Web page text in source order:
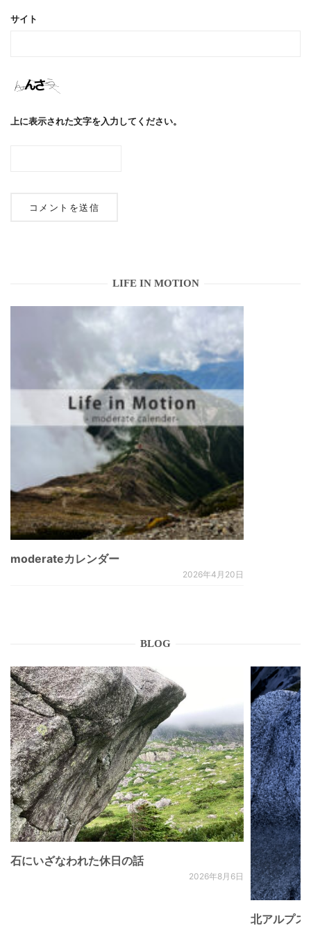
サイト
上に表示された文字を入力してください。
LIFE IN MOTION
moderateカレンダー
2026年4月20日
BLOG
石にいざなわれた休日の話
2026年8月6日
北アルプ